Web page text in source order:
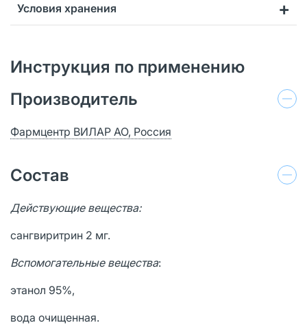
Условия хранения
Инструкция по применению
Производитель
Фармцентр ВИЛАР АО, Россия
Состав
Действующие вещества:
сангвиритрин 2 мг.
Вспомогательные вещества:
этанол 95%,
вода очищенная.